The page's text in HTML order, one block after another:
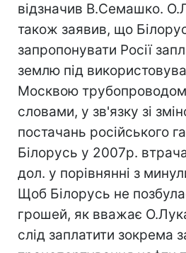
відзначив В.Семашко.
також заявив, що
запропонувати Росії
землю під
Москвою
словами, у зв'язку зі
постачань російського
Білорусь у 2007р.
дол. у порівнянні з
Щоб Білорусь не
грошей, як вважає
слід заплатити зокрема